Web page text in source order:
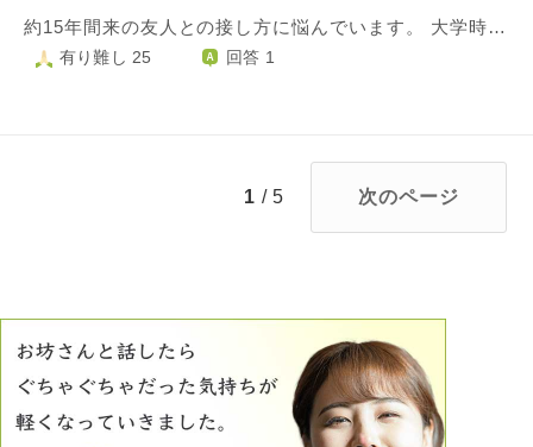
約15年間来の友人との接し方に悩んでいます。 大学時代に知り合い、卒業後は同じ職場で働いたり、彼女の紹介で出会った人と結婚したり(離婚しましたが)、縁が深いなと感じる友人です。 ですが、関係不信になったことが今回を含めて２回あります。 １度目は、卒業後に同じ職場で働いたとき。 私はアルバイトで入った会社でようやく正社員になって働いていたのですが、その近況を知った彼女が「私もアルバイトから頑張るからそこで働きたい」というので紹介しところ、指導役を任されたのです。ところが注意したりすると不機嫌になることが多く、当時は嫌な思いをしました。 それでも仕事への情熱は尊敬できる部分もあったため、数年後には戦友のような関係に。その後、お互いステップアップして転職し、結婚。さらにその後、私は離婚して生きるのに必死で、彼女も第一子を出産して子育てに向きあったりとお互いの人生を歩みながらも、仲は良いままでした。 そんな中、２度目の関係不信が訪れたのは私の再婚が決まった時でした。 ある日の女子会で、婚約時に素敵な新居をサプライズで用意してくれたことなどに話題が及んだ時、なぜか彼女の顔がものすごく曇ったのです。 「あれ？」と感じましたが、それは確信に変わりました。 帰り際に駅で、こう言われたからです。 「●●さん(元旦那の名前)によろしくね」と。 単に言い間違えたのか、あるいは故意に言い違えたのか、真相はわかりません。ですが元夫は彼女の紹介で出会ったので、出会いから離婚するまでの苦労も全部彼女は知っています。故意だとしたら怖いです。 ですがその後も「ん？」と不信に思う言動が多々。 おそらく家庭で思うようにいかないことがあったり、母親となり色々な葛藤もあるのだと感じます。 ですが私は人生が思い通りにいかないときも人に嫉妬することはなかったので(離婚時にアイデンティティを見失ったり、モラハラによるPTSDで苦しんだりしましたが、今までの人生で反省すべきところは反省して要らぬプライドは捨てて精進した先に今の幸せを見つけるとができたので)こうした言動に対して理解に苦しみます。 彼女のために何も気づいてないフリをしてきましたが、じわじわ心を削られて付き合い方に悩みます。 あの時の、真相も知りたいです。 この縁・関係をどう捉え、接していくのが良いかお智慧を賜われたら幸いです。
有り難し 25 回答 1
1 / 5 次のページ